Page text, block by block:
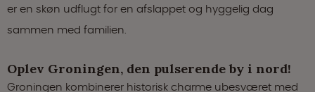
er en skøn udflugt for en afslappet og hyggelig dag
sammen med familien.
Oplev Groningen, den pulserende by i nord!
Groningen kombinerer historisk charme ubesværet med